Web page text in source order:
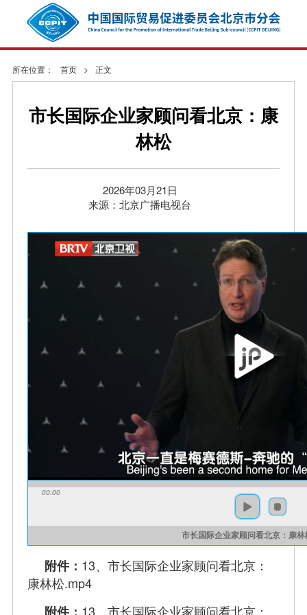
所在位置： 首页 > 正文
市长国际企业家顾问看北京：康
林松
2026年03月21日
来源：北京广播电视台
00:00
市长国际企业家顾问看北京：康林
附件： 13、市长国际企业家顾问看北京：
康林松.mp4
13、市长国际企业家顾问看北京：